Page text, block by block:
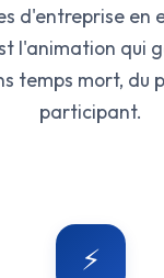
d'entreprise en
l'animation qui
temps mort, du
participant.
⚡